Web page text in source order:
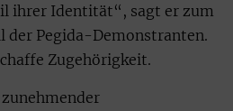
ihrer Identität“, sagt er zum
der Pegida-Demonstranten.
Zugehörigkeit.